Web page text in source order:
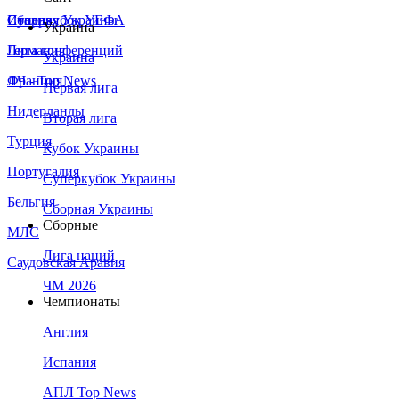
Сборная Украины
Италия
Германия
Франция
Нидерланды
Турция
Португалия
Бельгия
МЛС
Саудовская Аравия
Суперкубок УЕФА
Лига конференций
ЛЧ - Top News
Украина
Украина
Первая лига
Вторая лига
Кубок Украины
Суперкубок Украины
Сборная Украины
Сборные
Лига наций
ЧМ 2026
Чемпионаты
Англия
Испания
АПЛ Top News